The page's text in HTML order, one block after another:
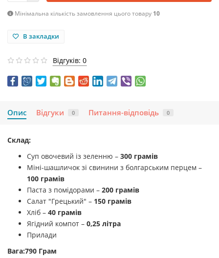
Мінімальна кількість замовлення цього товару 10
В закладки
Відгуків: 0
Опис Відгуки 0 Питання-відповідь 0
Склад:
Суп овочевий із зеленню – 300 грамів
Міні-шашличок зі свинини з болгарським перцем –
100 грамів
Паста з помідорами – 200 грамів
Салат "Грецький" – 150 грамів
Хліб – 40 грамів
Ягідний компот – 0,25 літра
Прилади
Вага:790 Грам